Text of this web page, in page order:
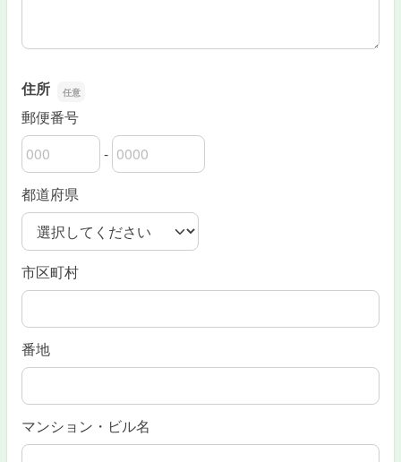
住所
郵便番号
郵便番号の上3桁
-
郵便番号の下4桁
都道府県
市区町村
番地
マンション・ビル名